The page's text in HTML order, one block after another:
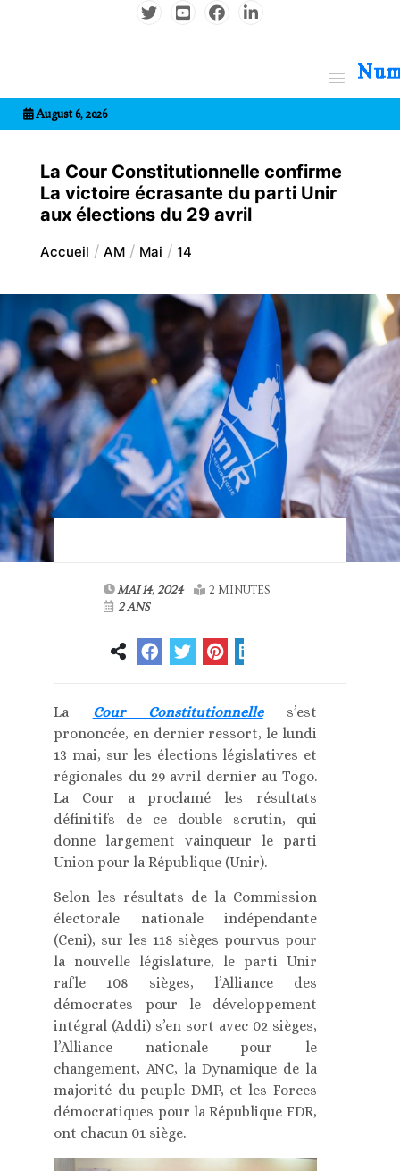
August 6, 2026
La Cour Constitutionnelle confirme
La victoire écrasante du parti Unir
aux élections du 29 avril
Accueil AM Mai 14
MAI 14, 2024
2 MINUTES
2 ANS
La Cour Constitutionnelles’est
prononcée, en dernier ressort, le lundi
13 mai, sur les élections législatives et
régionales du 29 avril dernier au Togo.
La Cour a proclamé les résultats
définitifs de ce double scrutin, qui
donne largement vainqueur le parti
Union pour la République (Unir).
Selon les résultats de la Commission
électorale nationale indépendante
(Ceni), sur les 118 sièges pourvus pour
la nouvelle législature, le parti Unir
rafle 108 sièges, l’Alliance des
démocrates pour le développement
intégral (Addi) s’en sort avec 02 sièges,
l’Alliance nationale pour le
changement, ANC, la Dynamique de la
majorité du peuple DMP, et les Forces
démocratiques pour la République FDR,
ont chacun 01 siège.